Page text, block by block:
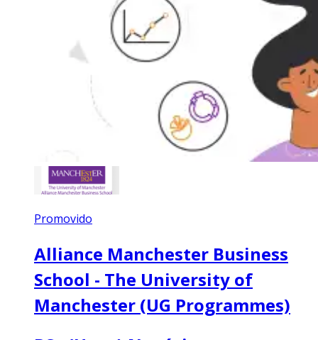
Promovido
Alliance Manchester Business
School - The University of
Manchester (UG Programmes)